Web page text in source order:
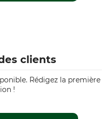
clients
Rédigez la première
!